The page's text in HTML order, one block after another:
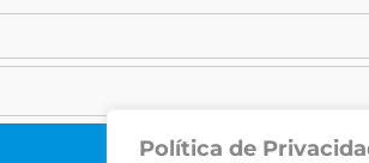
Política de
CADASTRAR-SE